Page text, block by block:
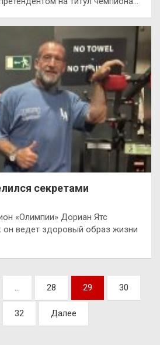
секретами
«Олимпии» Дориан Ятс
он ведет здоровый образ жизни
… 28 29 30
32 Далее